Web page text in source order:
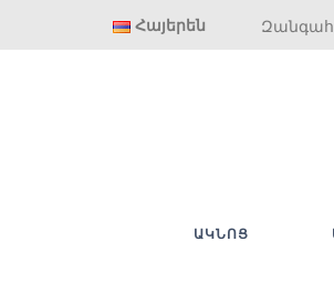
Հայերեն
ԱԿՆՈՑ